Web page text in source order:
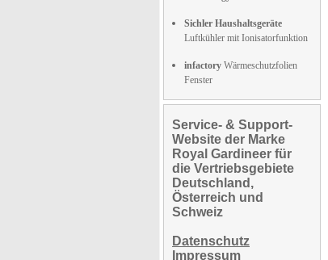
Sichler Haushaltsgeräte
Luftkühler mit Ionisatorfunktion
infactory Wärmeschutzfolien
Fenster
Service- & Support-
Website der Marke
Royal Gardineer für
die Vertriebsgebiete
Deutschland,
Österreich und
Schweiz
Datenschutz
Impressum